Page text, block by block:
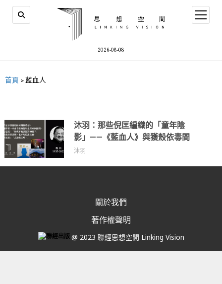
2026-08-08
首頁 >藍血人
沐羽：那些倪匡編織的「童年陰
影」——《藍血人》與獲殼依毒間
沐羽
關於我們
著作權聲明
@ 2023 聯經思想空間 Linking Vision